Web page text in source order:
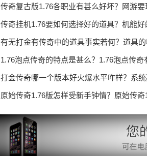
传奇复古版1.76各职业有甚么好坏？网游要
传奇挂机1.76要如何选择好的道具？机能好
有无打金有传奇中的道具事实若何？道具的
1.76泡点传奇的特点是甚么？1.76泡点传奇
打金传奇哪一个版本好火爆水平咋样？系统
原始传奇1.76版怎样受新手钟情？原始传